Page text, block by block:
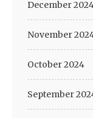
December
November
October 2024
September